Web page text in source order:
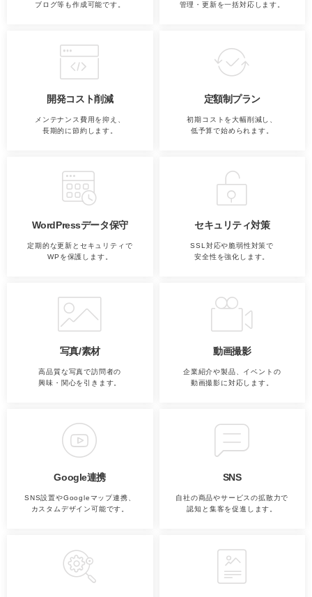
ブログ等も作成可能です。
管理・更新を一括対応します。
開発コスト削減
メンテナンス費用を抑え、
長期的に節約します。
定額制プラン
初期コストを大幅削減し、
低予算で始められます。
WordPressデータ保守
定期的な更新とセキュリティで
WPを保護します。
セキュリティ対策
SSL対応や脆弱性対策で
安全性を強化します。
写真/素材
高品質な写真で訪問者の
興味・関心を引きます。
動画撮影
企業紹介や製品、イベントの
動画撮影に対応します。
Google連携
SNS設置やGoogleマップ連携、
カスタムデザイン可能です。
SNS
自社の商品やサービスの拡散力で
認知と集客を促進します。